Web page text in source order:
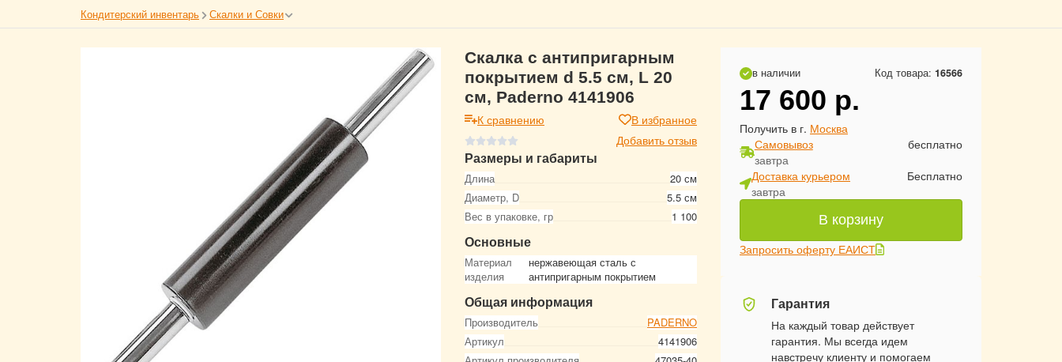
Кондитерский инвентарь Скалки и Совки
Скалка с антипригарным
покрытием d 5.5 см, L 20
см, Paderno 4141906
К сравнению
В избранное
Добавить отзыв
Размеры и габариты
Длина
20 см
Диаметр, D
5.5 см
Вес в упаковке, гр
1 100
Основные
Материал
изделия
нержавеющая сталь с
антипригарным покрытием
Общая информация
Производитель
PADERNO
Артикул
4141906
в наличии Код товара: 16566
17 600 р.
Получить в г. Москва
Самовывоз
завтра
бесплатно
Доставка курьером
завтра
Бесплатно
В корзину
Запросить оферту ЕАИСТ
Гарантия
На каждый товар действует
гарантия. Мы всегда идем
навстречу клиенту и помогаем